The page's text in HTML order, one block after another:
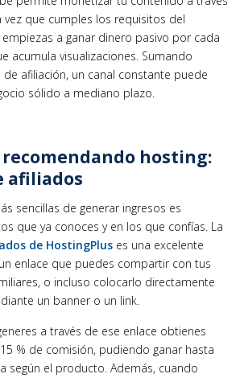
vez que cumples los requisitos del
a ganar dinero pasivo por cada
acumula visualizaciones. Sumando
afiliación, un canal constante puede
sólido a mediano plazo.
hosting:
afiliados
sencillas de generar ingresos es
que ya conoces y en los que confías. La
de HostingPlus es una excelente
enlace que puedes compartir con tus
o incluso colocarlo directamente
un banner o un link.
a través de ese enlace obtienes
% de comisión, pudiendo ganar hasta
según el producto. Además, cuando